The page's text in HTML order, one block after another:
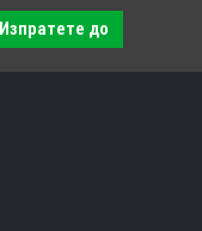
Изпратете до